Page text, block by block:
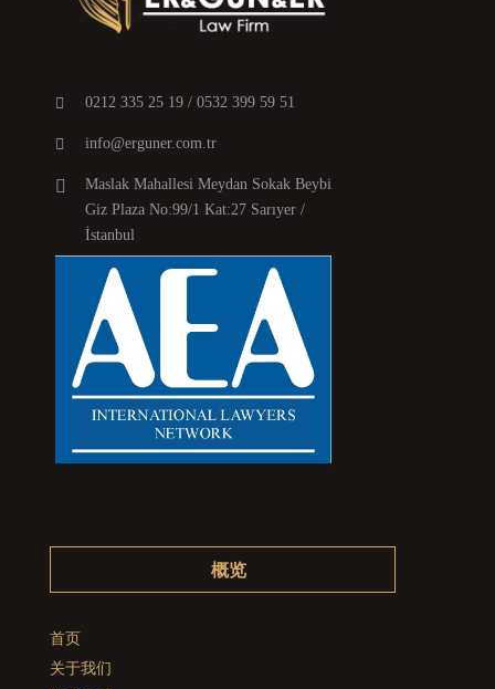
0212 335 25 19 / 0532 399 59 51
info@erguner.com.tr
Maslak Mahallesi Meydan Sokak Beybi
Giz Plaza No:99/1 Kat:27 Sarıyer /
İstanbul
概览
首页
关于我们